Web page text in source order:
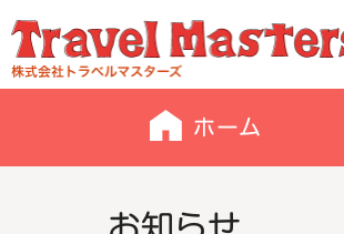
お知らせ